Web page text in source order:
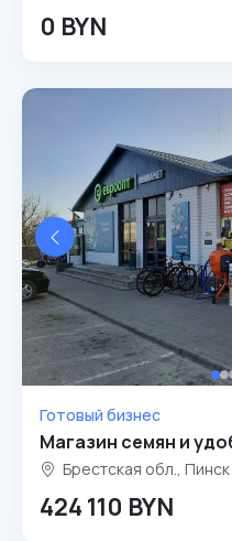
0 BYN
Готовый бизнес
Магазин семян и
Брестская обл., Пинск
424 110 BYN